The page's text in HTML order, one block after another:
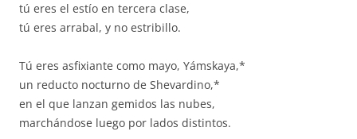
tú eres el estío en tercera clase,
tú eres arrabal, y no estribillo.
Tú eres asfixiante como mayo, Yámskaya,*
un reducto nocturno de Shevardino,*
en el que lanzan gemidos las nubes,
marchándose luego por lados distintos.